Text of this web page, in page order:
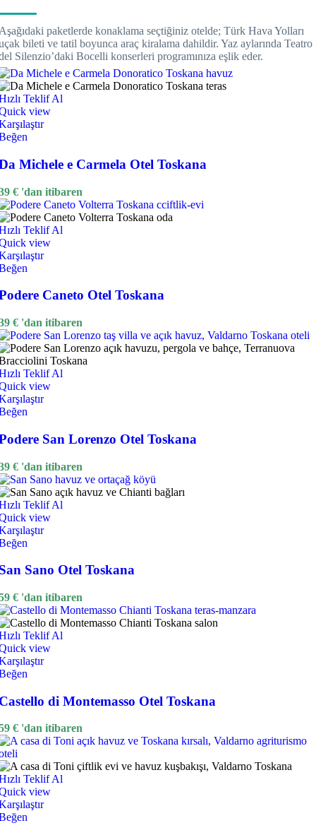
paketlerde konaklama seçtiğiniz otelde; Türk Hava Yolları
bileti ve tatil boyunca araç kiralama dahildir. Yaz aylarında Teatro
Silenzio’daki Bocelli konserleri programınıza eşlik eder.
Teklif Al
view
Michele e Carmela Otel Toskana
€ 'dan itibaren
Teklif Al
view
Caneto Otel Toskana
€ 'dan itibaren
Teklif Al
view
San Lorenzo Otel Toskana
€ 'dan itibaren
Teklif Al
view
Sano Otel Toskana
€ 'dan itibaren
Teklif Al
view
di Montemasso Otel Toskana
€ 'dan itibaren
Teklif Al
view